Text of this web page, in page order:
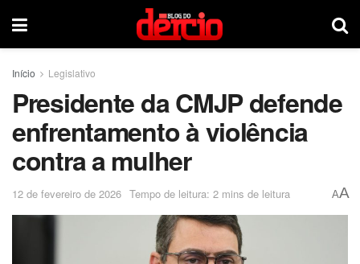
Início Legislativo
Presidente da CMJP defende
enfrentamento à violência
contra a mulher
12 de fevereiro de 2026 Tempo de leitura: 2 mins de leitura AA